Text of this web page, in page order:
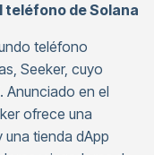
de Solana
teléfono
Seeker, cuyo
Anunciado en el
ofrece una
una tienda dApp